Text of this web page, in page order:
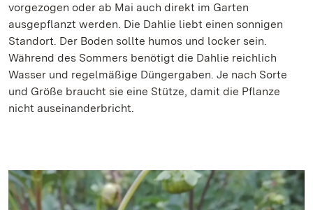
vorgezogen oder ab Mai auch direkt im Garten
ausgepflanzt werden. Die Dahlie liebt einen sonnigen
Standort. Der Boden sollte humos und locker sein.
Während des Sommers benötigt die Dahlie reichlich
Wasser und regelmäßige Düngergaben. Je nach Sorte
und Größe braucht sie eine Stütze, damit die Pflanze
nicht auseinanderbricht.